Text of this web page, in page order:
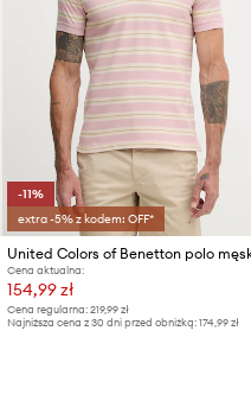
-11%
extra -5% z kodem: OFF*
Cena aktualna:
154,99 zł
Cena regularna: 219,99 zł
Najniższa cena z 30 dni przed obniżką: 174,99 zł